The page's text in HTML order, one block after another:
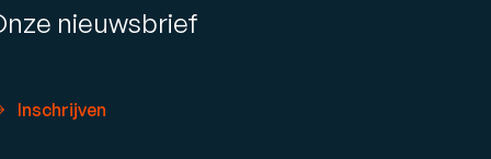
nieuwsbrief
Inschrijven